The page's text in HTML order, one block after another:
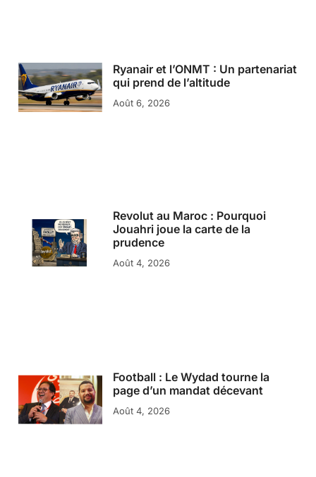
Ryanair et l’ONMT : Un partenariat
qui prend de l’altitude
Août 6, 2026
Revolut au Maroc : Pourquoi
Jouahri joue la carte de la
prudence
Août 4, 2026
Football : Le Wydad tourne la
page d’un mandat décevant
Août 4, 2026